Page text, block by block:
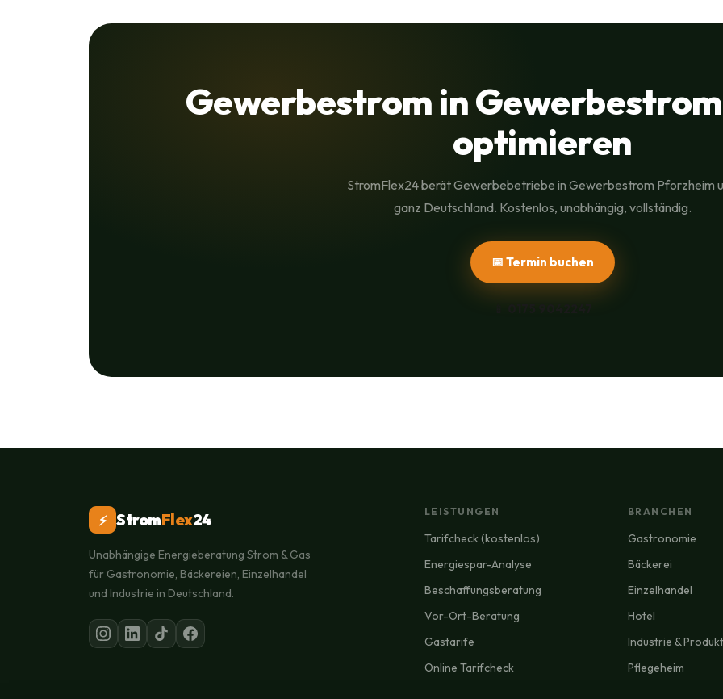
Gewerbestrom in
optimieren
StromFlex24 berät Gewerbebetriebe in Gewerbestrom Pforzheim
ganz Deutschland. Kostenlos, unabhängig, vollständig.
📅 Termin buchen
⚡ StromFlex24
Unabhängige Energieberatung Strom & Gas
für Gastronomie, Bäckereien, Einzelhandel
und Industrie in Deutschland.
LEISTUNGEN
Tarifcheck (kostenlos)
Energiespar-Analyse
Beschaffungsberatung
Vor-Ort-Beratung
Gastarife
Online Tarifcheck
BRANCHEN
Gastronomie
Bäckerei
Einzelhandel
Hotel
Industrie &
Pflegeheim